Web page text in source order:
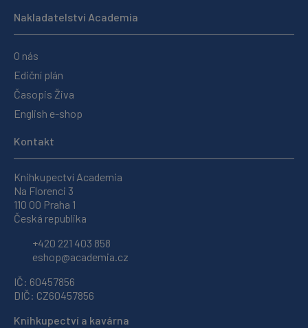
Nakladatelství Academia
O nás
Ediční plán
Časopis Živa
English e-shop
Kontakt
Knihkupectví Academia
Na Florenci 3
110 00 Praha 1
Česká republika
+420 221 403 858
eshop@academia.cz
IČ: 60457856
DIČ: CZ60457856
Knihkupectví a kavárna